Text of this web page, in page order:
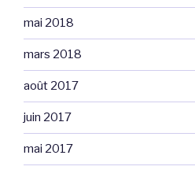
mai 2018
mars 2018
août 2017
juin 2017
mai 2017